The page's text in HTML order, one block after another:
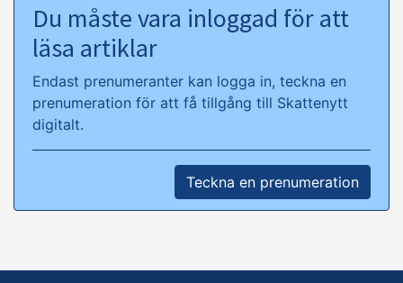
Du måste vara inloggad för att
läsa artiklar
Endast prenumeranter kan logga in, teckna en
prenumeration för att få tillgång till Skattenytt
digitalt.
Teckna en prenumeration